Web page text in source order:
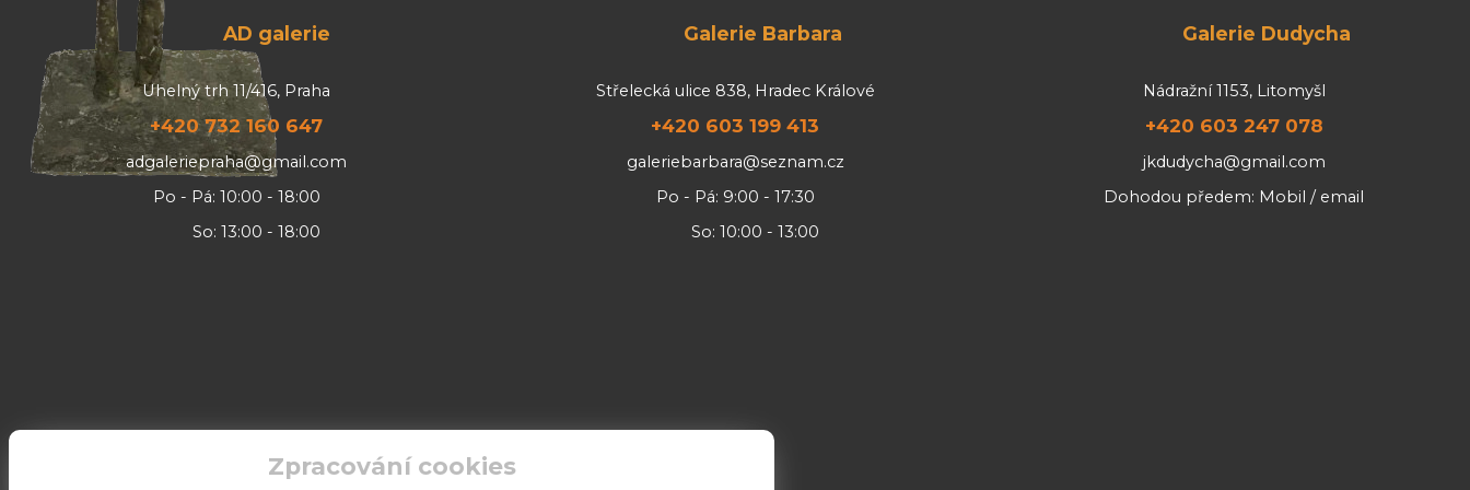
AD galerie
Uhelný trh 11/416, Praha
+420 732 160 647
adgaleriepraha@gmail.com
Po - Pá: 10:00 - 18:00
So: 13:00 - 18:00
Galerie Barbara
Střelecká ulice 838, Hradec Králové
+420 603 199 413
galeriebarbara@seznam.cz
Po - Pá: 9:00 - 17:30
So: 10:00 - 13:00
Galerie Dudycha
Nádražní 1153, Litomyšl
+420 603 247 078
jkdudycha@gmail.com
Dohodou předem: Mobil / email
Zpracování cookies